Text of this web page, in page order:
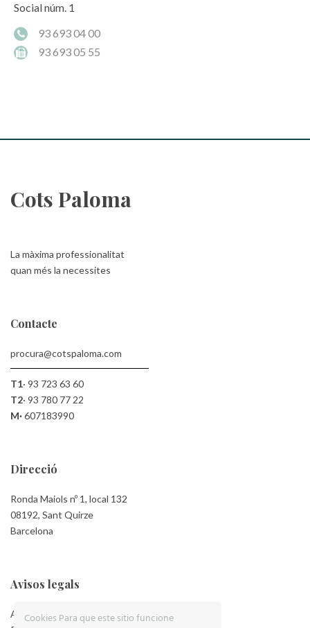
Social núm. 1
93 693 04 00
93 693 05 55
Cots Paloma
La màxima professionalitat
quan més la necessites
Contacte
procura@cotspaloma.com
T1· 93 723 63 60
T2· 93 780 77 22
M·607183990
Direcció
Ronda Maiols nº 1, local 132
08192, Sant Quirze
Barcelona
Avisos legals
Aviso Legal
Cookies Para que este sitio funcione